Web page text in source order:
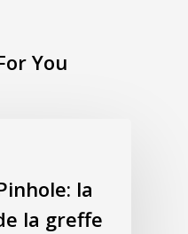
You
la
la greffe